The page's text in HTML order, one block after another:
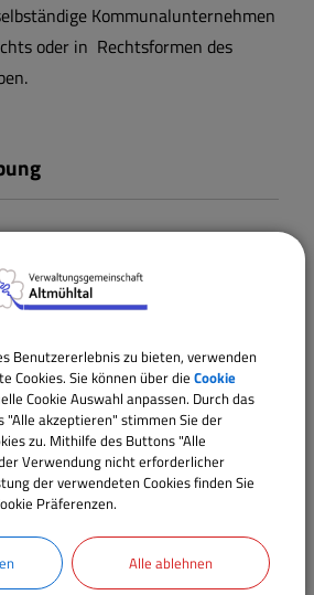
Kommunalunternehmen
oder in Rechtsformen des
Behörde
altmuehltal.de
Benutzererlebnis zu bieten, verwenden
Cookies. Sie können über die Cookie
Cookie Auswahl anpassen. Durch das
"Alle akzeptieren" stimmen Sie der
zu. Mithilfe des Buttons "Alle
Verwendung nicht erforderlicher
der verwendeten Cookies finden Sie
Präferenzen.
Alle ablehnen